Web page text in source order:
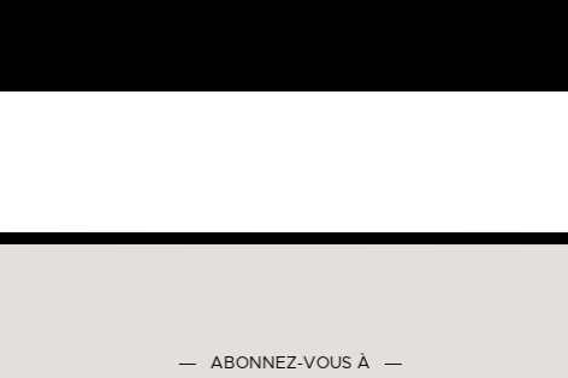
― ABONNEZ-VOUS À ―